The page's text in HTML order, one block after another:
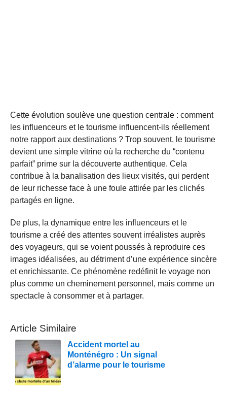
Cette évolution soulève une question centrale : comment
les influenceurs et le tourisme influencent-ils réellement
notre rapport aux destinations ? Trop souvent, le tourisme
devient une simple vitrine où la recherche du “contenu
parfait” prime sur la découverte authentique. Cela
contribue à la banalisation des lieux visités, qui perdent
de leur richesse face à une foule attirée par les clichés
partagés en ligne.
De plus, la dynamique entre les influenceurs et le
tourisme a créé des attentes souvent irréalistes auprès
des voyageurs, qui se voient poussés à reproduire ces
images idéalisées, au détriment d’une expérience sincère
et enrichissante. Ce phénomène redéfinit le voyage non
plus comme un cheminement personnel, mais comme un
spectacle à consommer et à partager.
Article Similaire
Accident mortel au
Monténégro : Un signal
d’alarme pour le tourisme